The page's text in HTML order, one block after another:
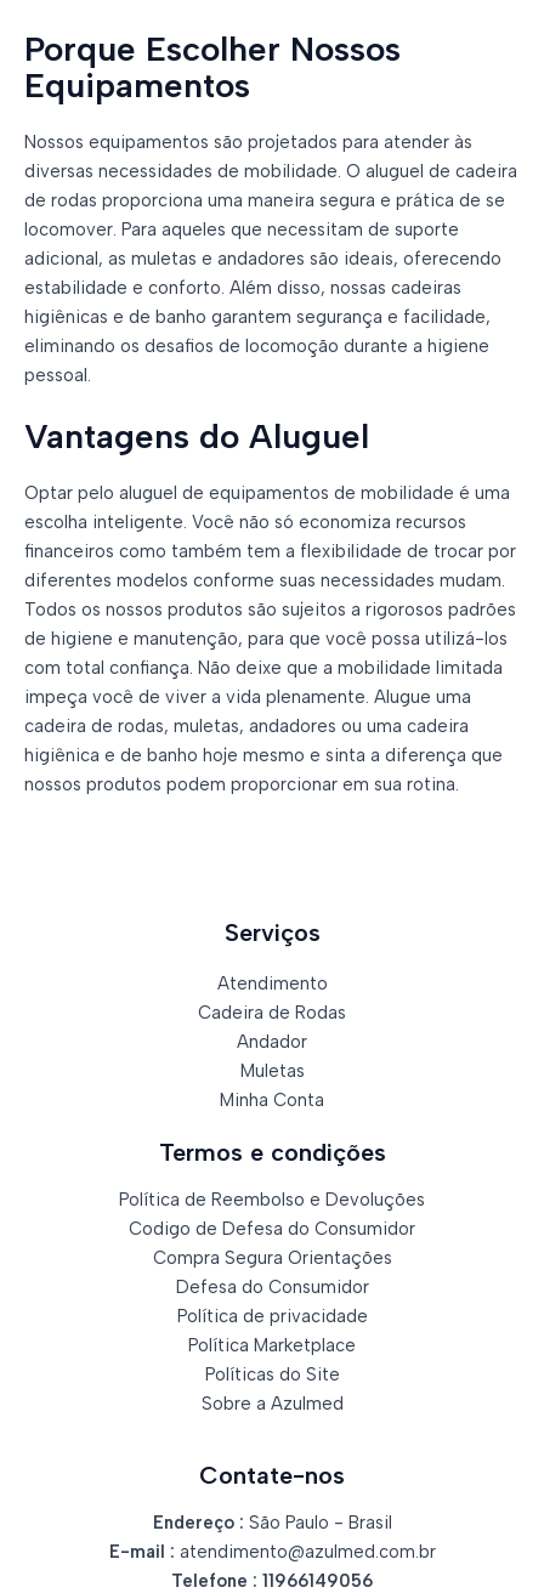
Porque Escolher Nossos
Equipamentos
Nossos equipamentos são projetados para atender às
diversas necessidades de mobilidade. O aluguel de cadeira
de rodas proporciona uma maneira segura e prática de se
locomover. Para aqueles que necessitam de suporte
adicional, as muletas e andadores são ideais, oferecendo
estabilidade e conforto. Além disso, nossas cadeiras
higiênicas e de banho garantem segurança e facilidade,
eliminando os desafios de locomoção durante a higiene
pessoal.
Vantagens do Aluguel
Optar pelo aluguel de equipamentos de mobilidade é uma
escolha inteligente. Você não só economiza recursos
financeiros como também tem a flexibilidade de trocar por
diferentes modelos conforme suas necessidades mudam.
Todos os nossos produtos são sujeitos a rigorosos padrões
de higiene e manutenção, para que você possa utilizá-los
com total confiança. Não deixe que a mobilidade limitada
impeça você de viver a vida plenamente. Alugue uma
cadeira de rodas, muletas, andadores ou uma cadeira
higiênica e de banho hoje mesmo e sinta a diferença que
nossos produtos podem proporcionar em sua rotina.
Serviços
Atendimento
Cadeira de Rodas
Andador
Muletas
Minha Conta
Termos e condições
Política de Reembolso e Devoluções
Codigo de Defesa do Consumidor
Compra Segura Orientações
Defesa do Consumidor
Política de privacidade
Política Marketplace
Políticas do Site
Sobre a Azulmed
Contate-nos
Endereço : São Paulo - Brasil
E-mail : atendimento@azulmed.com.br
Telefone : 11966149056